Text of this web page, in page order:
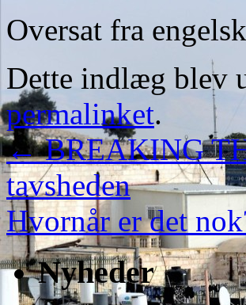
Oversat fra
Dette indlæg blev
permalinket.
←BREAKING
tavsheden
Hvornår er det
Nyheder